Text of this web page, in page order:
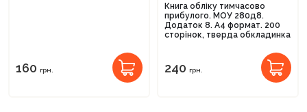
160 грн.
Книга обліку тимчасово
прибулого. МОУ 280д8.
Додаток 8. А4 формат. 200
сторінок, тверда обкладинка
240 грн.